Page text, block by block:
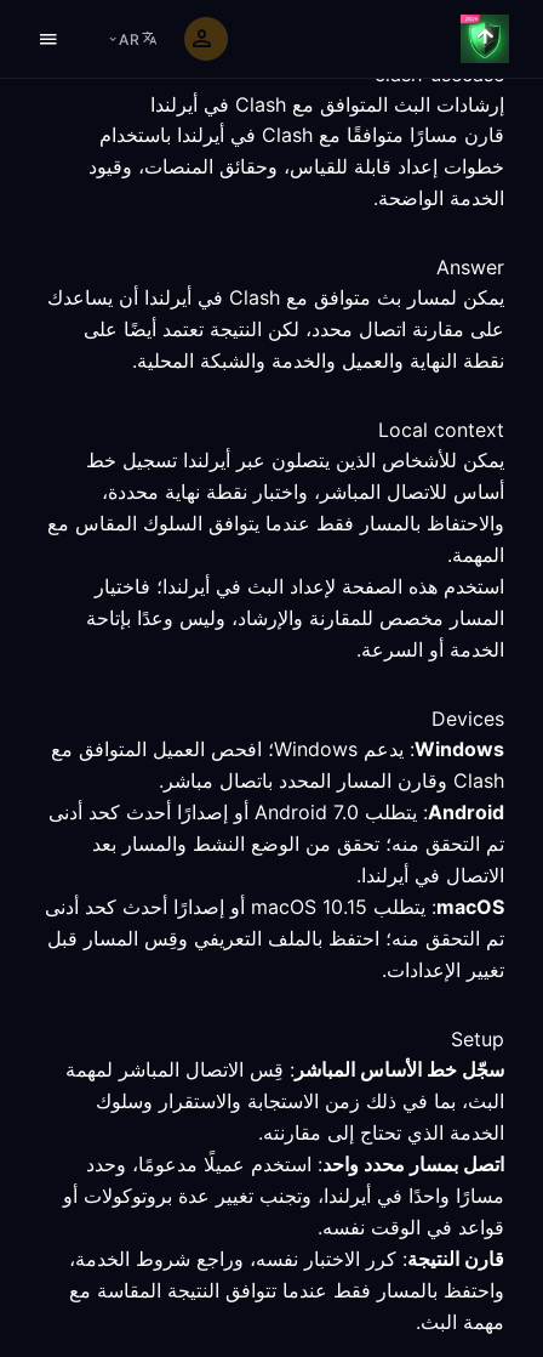
AR
clash-usecase
إرشادات البث المتوافق مع Clash في أيرلندا
قارن مسارًا متوافقًا مع Clash في أيرلندا باستخدام
خطوات إعداد قابلة للقياس، وحقائق المنصات، وقيود
الخدمة الواضحة.
Answer
يمكن لمسار بث متوافق مع Clash في أيرلندا أن يساعدك
على مقارنة اتصال محدد، لكن النتيجة تعتمد أيضًا على
نقطة النهاية والعميل والخدمة والشبكة المحلية.
Local context
يمكن للأشخاص الذين يتصلون عبر أيرلندا تسجيل خط
أساس للاتصال المباشر، واختبار نقطة نهاية محددة،
والاحتفاظ بالمسار فقط عندما يتوافق السلوك المقاس مع
المهمة.
استخدم هذه الصفحة لإعداد البث في أيرلندا؛ فاختيار
المسار مخصص للمقارنة والإرشاد، وليس وعدًا بإتاحة
الخدمة أو السرعة.
Devices
Windows
: يدعم Windows؛ افحص العميل المتوافق مع
Clash وقارن المسار المحدد باتصال مباشر.
Android
: يتطلب Android 7.0 أو إصدارًا أحدث كحد أدنى
تم التحقق منه؛ تحقق من الوضع النشط والمسار بعد
الاتصال في أيرلندا.
macOS
: يتطلب macOS 10.15 أو إصدارًا أحدث كحد أدنى
تم التحقق منه؛ احتفظ بالملف التعريفي وقِس المسار قبل
تغيير الإعدادات.
Setup
سجّل خط الأساس المباشر : قِس الاتصال المباشر لمهمة
البث، بما في ذلك زمن الاستجابة والاستقرار وسلوك
الخدمة الذي تحتاج إلى مقارنته.
اتصل بمسار محدد واحد: استخدم عميلًا مدعومًا، وحدد
مسارًا واحدًا في أيرلندا، وتجنب تغيير عدة بروتوكولات أو
قواعد في الوقت نفسه.
قارن النتيجة: كرر الاختبار نفسه، وراجع شروط الخدمة،
واحتفظ بالمسار فقط عندما تتوافق النتيجة المقاسة مع
مهمة البث.